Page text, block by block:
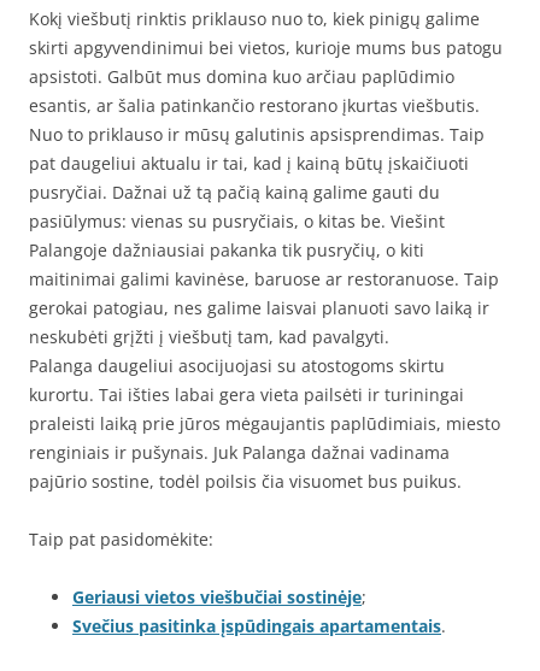
Kokį viešbutį rinktis priklauso nuo to, kiek pinigų galime
skirti apgyvendinimui bei vietos, kurioje mums bus patogu
apsistoti. Galbūt mus domina kuo arčiau paplūdimio
esantis, ar šalia patinkančio restorano įkurtas viešbutis.
Nuo to priklauso ir mūsų galutinis apsisprendimas. Taip
pat daugeliui aktualu ir tai, kad į kainą būtų įskaičiuoti
pusryčiai. Dažnai už tą pačią kainą galime gauti du
pasiūlymus: vienas su pusryčiais, o kitas be. Viešint
Palangoje dažniausiai pakanka tik pusryčių, o kiti
maitinimai galimi kavinėse, baruose ar restoranuose. Taip
gerokai patogiau, nes galime laisvai planuoti savo laiką ir
neskubėti grįžti į viešbutį tam, kad pavalgyti.
Palanga daugeliui asocijuojasi su atostogoms skirtu
kurortu. Tai išties labai gera vieta pailsėti ir turiningai
praleisti laiką prie jūros mėgaujantis paplūdimiais, miesto
renginiais ir pušynais. Juk Palanga dažnai vadinama
pajūrio sostine, todėl poilsis čia visuomet bus puikus.
Taip pat pasidomėkite:
Geriausi vietos viešbučiai sostinėje;
Svečius pasitinka įspūdingais apartamentais.